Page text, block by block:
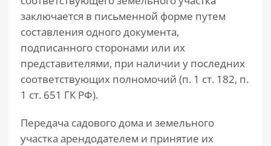
заключается в письменной форме путем
составления одного документа,
подписанного сторонами или их
представителями, при наличии у последних
соответствующих полномочий (п. 1 ст. 182, п.
1 ст. 651 ГК РФ).
Передача садового дома и земельного
участка арендодателем и принятие их